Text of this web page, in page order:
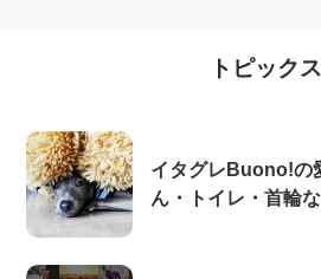
トピックス
イタグレBuono!の
ん・トイレ・首輪